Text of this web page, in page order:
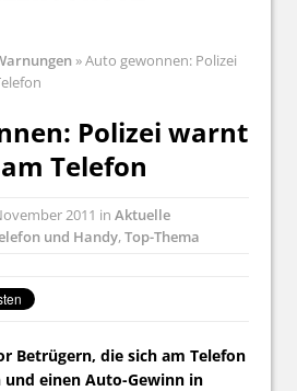
»Auto gewonnen: Polizei
Polizei warnt
Telefon
2011 in Aktuelle
und Handy,Top-Thema
Betrügern, die sich am Telefon
und einen Auto-Gewinn in